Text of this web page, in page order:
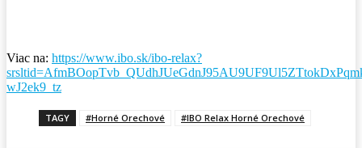
Viac na: https://www.ibo.sk/ibo-relax?
wJ2ek9_tz
TAGY #Horné Orechové #IBO Relax Horné Orechové